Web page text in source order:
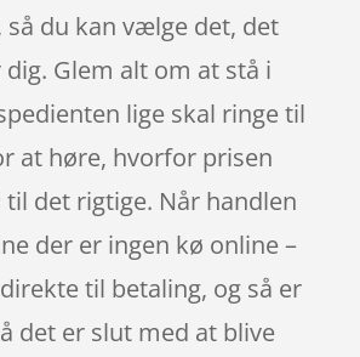
så du kan vælge det, det
Glem alt om at stå i
lige skal ringe til
at høre, hvorfor prisen
det rigtige. Når handlen
der er ingen kø online –
til betaling, og så er
det er slut med at blive